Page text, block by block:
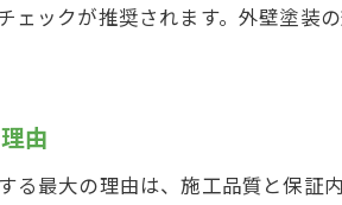
ックが推奨されます。外壁塗装
由
最大の理由は、施工品質と保証